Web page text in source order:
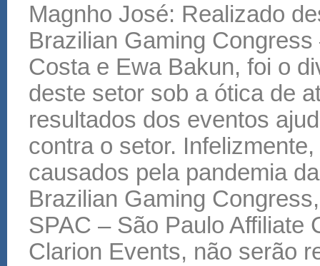
Magnho José: Realizado
Brazilian Gaming
Costa e Ewa Bakun, foi o
deste setor sob a ótica de
resultados dos eventos
contra o setor.
causados pela pandemia
Brazilian Gaming
SPAC – São Paulo Affiliate
Clarion Events, não serão